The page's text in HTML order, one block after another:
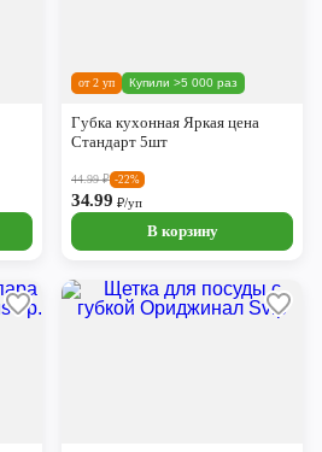
от 2 уп Купили >5 000 раз
Губка кухонная Яркая цена
Стандарт 5шт
44.99₽ -22%
34.99₽/уп
В корзину